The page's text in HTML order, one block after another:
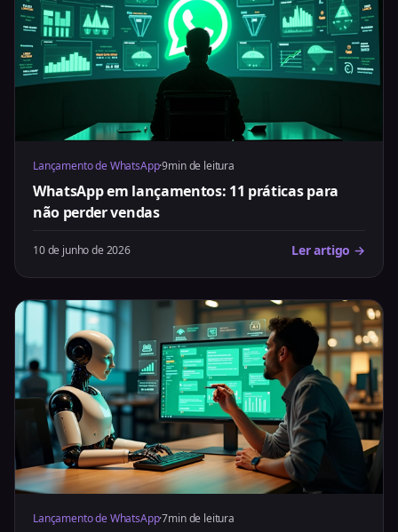
Lançamento de WhatsApp·9min de leitura
WhatsApp em lançamentos: 11 práticas para
não perder vendas
10 de junho de 2026 Ler artigo →
Lançamento de WhatsApp·7min de leitura